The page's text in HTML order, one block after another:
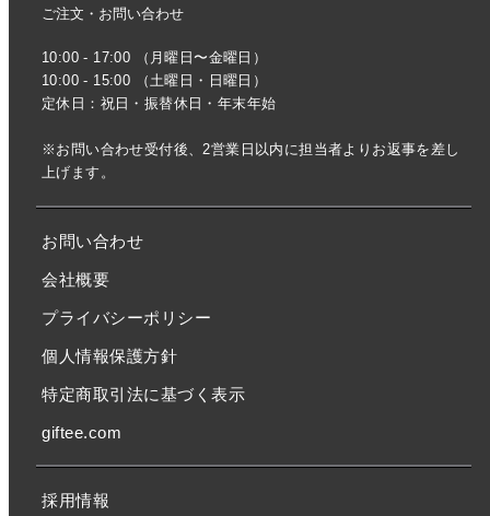
ご注文・お問い合わせ
10:00 - 17:00 （月曜日〜金曜日）
10:00 - 15:00 （土曜日・日曜日）
定休日：祝日・振替休日・年末年始
※お問い合わせ受付後、2営業日以内に担当者よりお返事を差し
上げます。
お問い合わせ
会社概要
プライバシーポリシー
個人情報保護方針
特定商取引法に基づく表示
giftee.com
採用情報